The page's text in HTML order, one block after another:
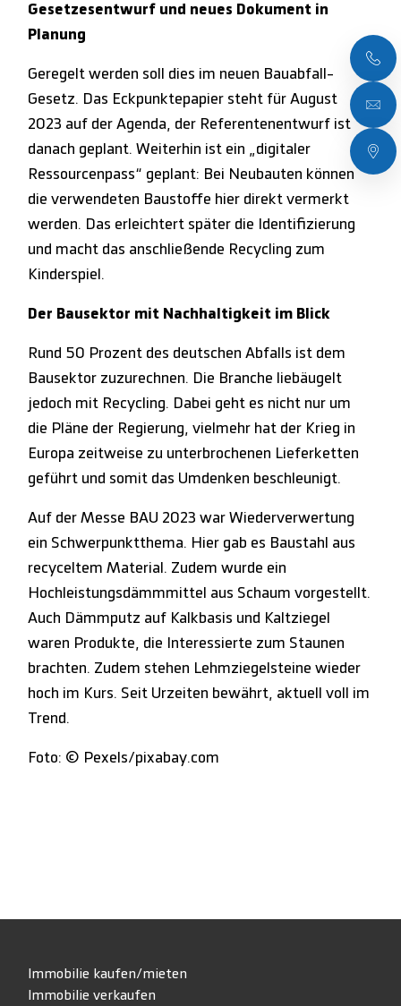
Gesetzesentwurf und neues Dokument in
Planung
Geregelt werden soll dies im neuen Bauabfall-
Gesetz. Das Eckpunktepapier steht für August
2023 auf der Agenda, der Referentenentwurf ist
danach geplant. Weiterhin ist ein „digitaler
Ressourcenpass“ geplant: Bei Neubauten können
die verwendeten Baustoffe hier direkt vermerkt
werden. Das erleichtert später die Identifizierung
und macht das anschließende Recycling zum
Kinderspiel.
Der Bausektor mit Nachhaltigkeit im Blick
Rund 50 Prozent des deutschen Abfalls ist dem
Bausektor zuzurechnen. Die Branche liebäugelt
jedoch mit Recycling. Dabei geht es nicht nur um
die Pläne der Regierung, vielmehr hat der Krieg in
Europa zeitweise zu unterbrochenen Lieferketten
geführt und somit das Umdenken beschleunigt.
Auf der Messe BAU 2023 war Wiederverwertung
ein Schwerpunktthema. Hier gab es Baustahl aus
recyceltem Material. Zudem wurde ein
Hochleistungsdämmmittel aus Schaum vorgestellt.
Auch Dämmputz auf Kalkbasis und Kaltziegel
waren Produkte, die Interessierte zum Staunen
brachten. Zudem stehen Lehmziegelsteine wieder
hoch im Kurs. Seit Urzeiten bewährt, aktuell voll im
Trend.
Foto: © Pexels/pixabay.com
Immobilie kaufen/mieten
Immobilie verkaufen